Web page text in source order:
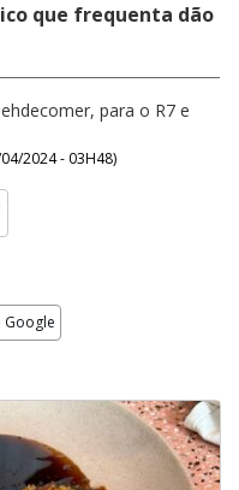
que frequenta dão
para o R7 e
2024 - 03H48)